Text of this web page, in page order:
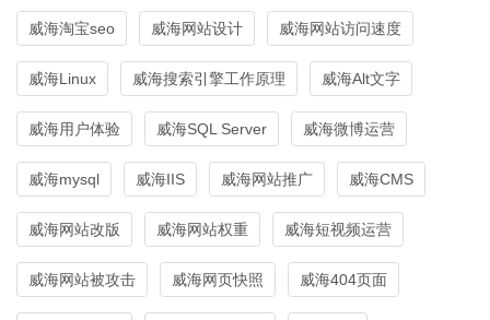
威海淘宝seo 威海网站设计 威海网站访问速度
威海Linux 威海搜索引擎工作原理 威海Alt文字
威海用户体验 威海SQL Server 威海微博运营
威海mysql 威海IIS 威海网站推广 威海CMS
威海网站改版 威海网站权重 威海短视频运营
威海网站被攻击 威海网页快照 威海404页面